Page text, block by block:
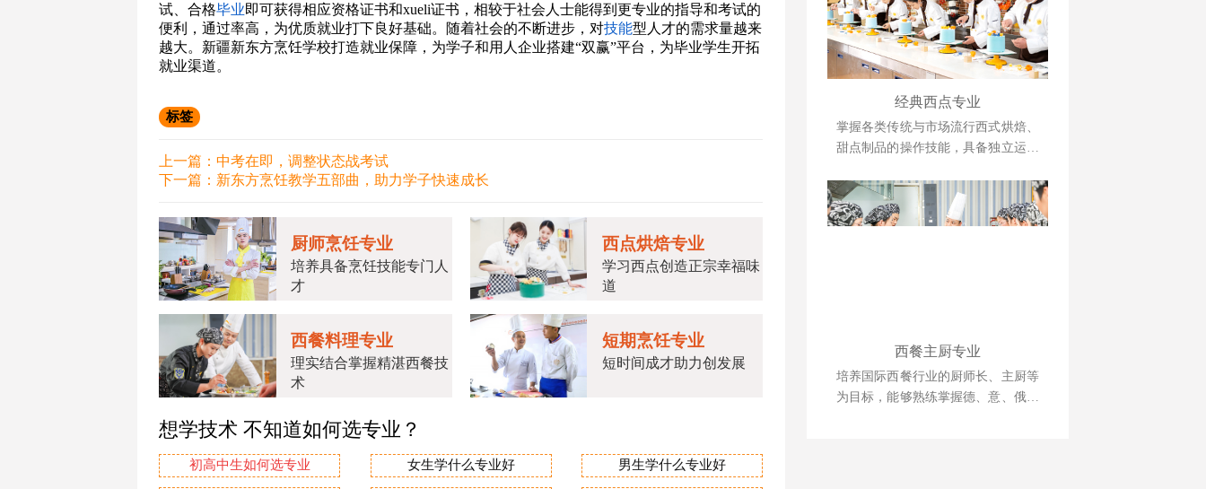
试、合格毕业即可获得相应资格证书和xueli证书，相较于社会人士能得到更专业的指导和考试的
便利，通过率高，为优质就业打下良好基础。随着社会的不断进步，对技能型人才的需求量越来
越大。新疆新东方烹饪学校打造就业保障，为学子和用人企业搭建“双赢”平台，为毕业学生开拓
就业渠道。
标签
上一篇：中考在即，调整状态战考试
下一篇： 新东方烹饪教学五部曲，助力学子快速成长
厨师烹饪专业
培养具备烹饪技能专门人
才
西点烘焙专业
学习西点创造正宗幸福味
道
西餐料理专业
理实结合掌握精湛西餐技
术
短期烹饪专业
短时间成才助力创发展
想学技术 不知道如何选专业？
初高中生如何选专业 女生学什么专业好 男生学什么专业好
经典西点专业
掌握各类传统与市场流行西式烘焙、
甜点制品的操作技能，具备独立运营
西餐主厨专业
培养国际西餐行业的厨师长、主厨等
为目标，能够熟练掌握德、意、俄等